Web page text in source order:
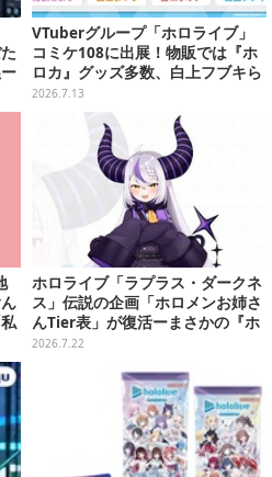
VTuberグループ「ホロライブ」
コミケ108に出展！物販では『ホ
ロカ』グッズ多数、白上フブキら
4人のモニタリングトークもお届
2026.7.13
ホロライブ「ラプラス・ダークネ
ス」伝説の企画「ホロメンお姉さ
んTier表」が復活ーまさかの『ホ
ロドリ』運営から依頼、ライン超
2026.7.22